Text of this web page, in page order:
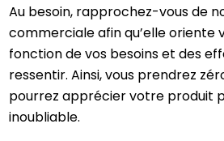
Au besoin, rapprochez-vous de
commerciale afin qu’elle oriente
fonction de vos besoins et des
ressentir. Ainsi, vous prendrez
pourrez apprécier votre produit
inoubliable.